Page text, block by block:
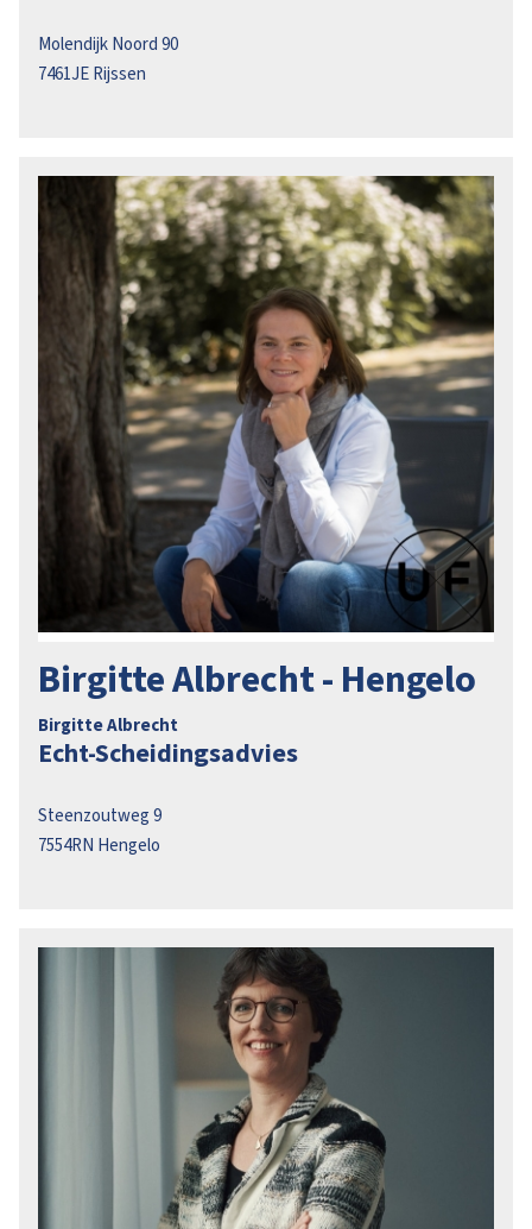
Molendijk Noord 90
7461JE Rijssen
Birgitte Albrecht - Hengelo
Birgitte Albrecht
Echt-Scheidingsadvies
Steenzoutweg 9
7554RN Hengelo